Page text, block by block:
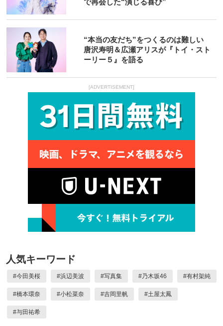
で再会した“演じる喜び”
“本当の友だち”をつくるのは難しい
唐沢寿明＆広瀬アリスが『トイ・スト
ーリー５』を語る
[ADVERTISEMENT]
人気キーワード
#今田美桜 #浜辺美波 #写真集 #乃木坂46 #有村架純
#橋本環奈 #小松菜奈 #吉岡里帆 #土屋太鳳
#与田祐希